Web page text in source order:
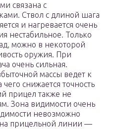
связана с
Ствол с длиной шага
и нагревается очень
нестабильное. Только
можно в некоторой
оружия. При
очень сильная.
массы ведет к
снижается точность
прицел также не
Зона видимости очень
невозможно
прицельной линии —